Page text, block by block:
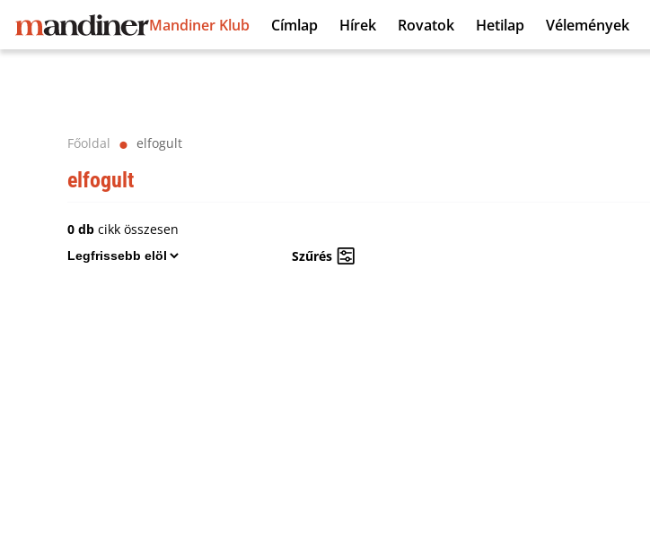
Mandiner Klub Címlap Hírek Rovatok Hetilap Vélemények
Főoldal ⬤ elfogult
elfogult
0 db cikk összesen
Szűrés